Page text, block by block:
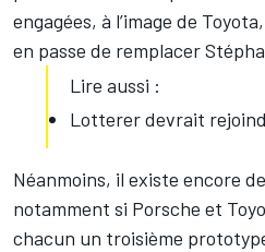
engagées, à l’image de
en passe de remplacer
Lire aussi :
Lotterer devrait
Néanmoins, il existe encore
notamment si Porsche et
chacun un troisième